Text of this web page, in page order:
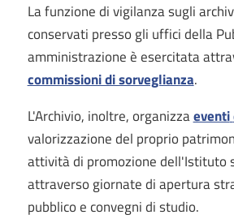
La funzione di vigilanza sugli
conservati presso gli uffici della
amministrazione è esercitata
commissioni di sorveglianza.
L'Archivio, inoltre, organizzaeventi
valorizzazione del proprio
attività di promozione dell'Istituto
attraverso giornate di apertura
pubblico e convegni di studio.